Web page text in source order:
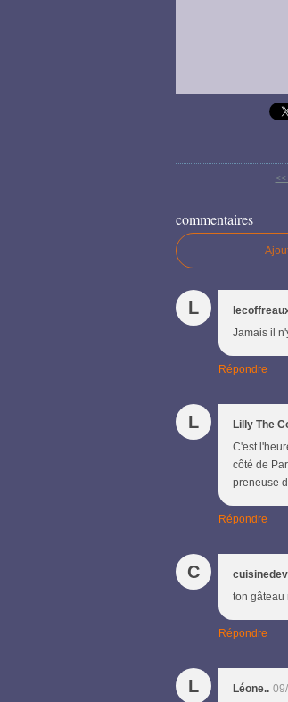
<<
commentaires
L
Jamais il
Répondre
L Lilly The
C'est
côté de
preneuse
Répondre
C
ton gâteau
Répondre
L Léone..